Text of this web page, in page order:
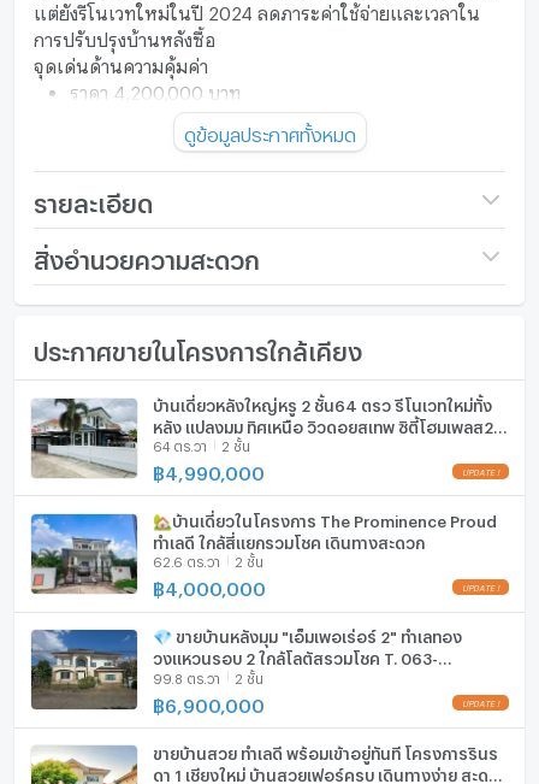
แต่ยังรีโนเวทใหม่ในปี 2024 ลดภาระค่าใช้จ่ายและเวลาใน
การปรับปรุงบ้านหลังซื้อ
จุดเด่นด้านความคุ้มค่า
ราคา 4,200,000 บาท
ลดจากราคาเดิม 4,300,000 บาท
ประหยัดทันที 100,000 บาท
ต่ำกว่าราคาตลาด 3.45%
ราคาประมาณ 18,650 บาท/ตร.ม. ตามขนาดที่ดิน
รายละเอียดบ้าน
3 ห้องนอน 3 ห้องน้ำ
สวนส่วนตัว
เทอร์เรซขนาดใหญ่
ที่จอดรถในร่ม
Digital door lock
มีไมโครเวฟและเครื่องซักผ้า
เหมาะสำหรับครอบครัว ผู้ซื้อเพื่ออยู่อาศัยเอง ผู้เกษียณ หรือผู้
ที่ต้องการบ้านรีโนเวทในเชียงใหม่ที่พร้อมเข้าอยู่และมีความ
คุ้มค่าด้านราคา
ดีลนี้พร้อมนัดชมแล้ว ติดต่อวันนี้เพื่อดูบ้านจริงก่อนตัดสินใจ
#ขายบ้านเชียงใหม่ #บ้านเชียงใหม่ #บ้านฟ้าฮ่าม #ฟ้าฮ่าม
วิลเลจ #บ้านรีโนเวทเชียงใหม่ #บ้านพร้อมอยู่เชียงใหม่ #บ้าน
เดี่ยวเชียงใหม่
ดูข้อมูลประกาศทั้งหมด
รายละเอียด
ราคา 4,200,000
จำนวนชั้น 2 ชั้น
จำนวนห้องนอน
3 ห้องน้ำ
ขนาดที่ดิน
พื้นที่ใช้สอย (ตร.ม.)
จำนวนพื้นที่จอดรถ (คัน) 1 คัน
การตกแต่ง
สิ่งอำนวยความสะดวก
เฟอร์นิเจอร์
โทรศัพท์บ้าน
เครื่องปรับอากาศ
เครื่องทำน้ำร้อน/น้ำอุ่น
ประตูห้องระบบ digital lock
อ่างอาบน้ำ
TV
เตาปรุงอาหาร
ตู้เย็น
เครื่องดูดควัน
ลิฟท์
ประกาศขายในโครงการใกล้เคียง
บ้านเดี่ยวหลังใหญ่หรู 2 ชั้น64 ตรว รีโนเวทใหม่ทั้ง
หลัง แปลงมุม ทิศเหนือ วิวดอยสุเทพ ซิตี้โฮมเพลส2
ติดสี่แยก สันกลาง-สันกำแพง ป่าบง สารภี เชียงใหม่
64 ตร.วา 2 ชั้น
฿ 4,990,000 UPDATE !
🏡บ้านเดี่ยวในโครงการ The Prominence Proud
ทำเลดี ใกล้สี่แยกรวมโชค เดินทางสะดวก
62.6 ตร.วา 2 ชั้น
฿ 4,000,000 UPDATE !
💎 ขายบ้านหลังมุม "เอ็มเพอเร่อร์ 2" ทำเลทอง
วงแหวนรอบ 2 ใกล้โลตัสรวมโชค T. 063-
6649056
99.8 ตร.วา 2 ชั้น
฿6,900,000 UPDATE !
ขายบ้านสวย ทำเลดี พร้อมเข้าอยู่ทันที โครงการรินร
ดา 1 เชียงใหม่ บ้านสวยเฟอร์ครบ เดินทางง่าย สะดวก